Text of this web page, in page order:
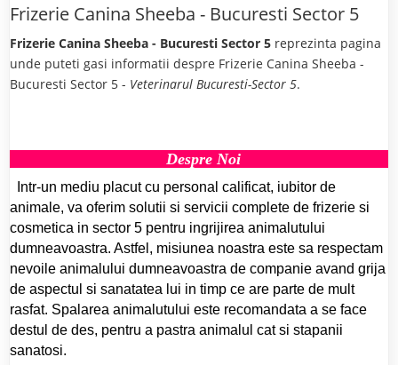
Frizerie Canina Sheeba - Bucuresti Sector 5
Frizerie Canina Sheeba - Bucuresti Sector 5 reprezinta pagina
unde puteti gasi informatii despre Frizerie Canina Sheeba -
Bucuresti Sector 5 - Veterinarul Bucuresti-Sector 5.
Despre Noi
Intr-un mediu placut cu personal calificat, iubitor de
animale, va oferim solutii si servicii complete de frizerie si
cosmetica in sector 5 pentru ingrijirea animalutului
dumneavoastra. Astfel, misiunea noastra este sa respectam
nevoile animalului dumneavoastra de companie avand grija
de aspectul si sanatatea lui in timp ce are parte de mult
rasfat. Spalarea animalutului este recomandata a se face
destul de des, pentru a pastra animalul cat si stapanii
sanatosi.